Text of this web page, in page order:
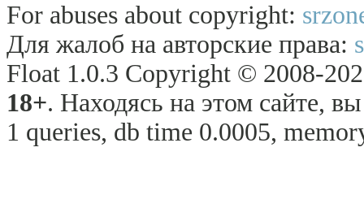
For abuses about copyright:
Для жалоб на авторские права:
Float 1.0.3 Copyright © 2008-
18+. Находясь на этом сайте,
1 queries, db time 0.0005,